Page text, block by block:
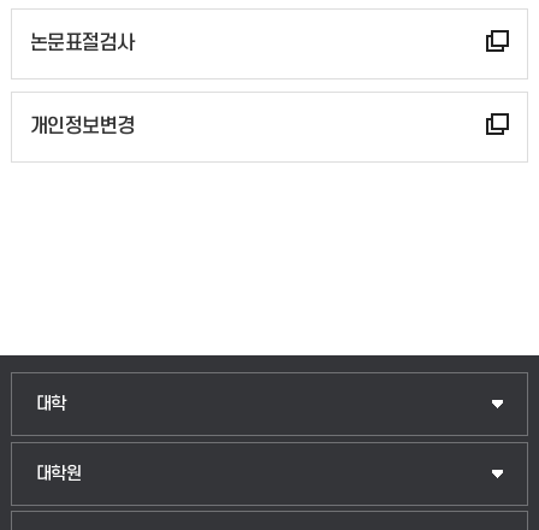
논문표절검사
개인정보변경
대학
대학원